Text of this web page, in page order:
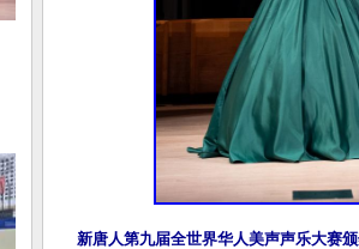
新唐人第九届全世界华人美声声乐大赛